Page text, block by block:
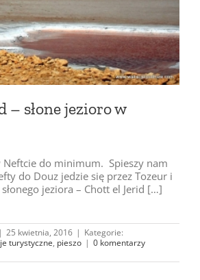
– słone jezioro w
Neftcie do minimum. Spieszy nam
do Douz jedzie się przez Tozeur i
jeziora – Chott el Jerid […]
| 25 kwietnia, 2016 | Kategorie:
turystyczne, pieszo | 0 komentarzy